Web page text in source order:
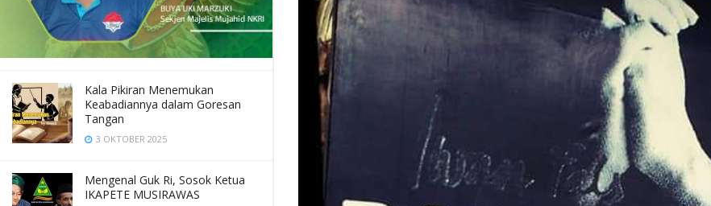
Kala Pikiran Menemukan
Keabadiannya dalam Goresan
Tangan
3 OKTOBER 2025
Mengenal Guk Ri, Sosok Ketua
IKAPETE MUSIRAWAS